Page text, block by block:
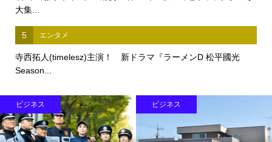
大集...
5 エンタメ
寺西拓人(timelesz)主演！ 新ドラマ『ラーメンD 松平國光
Season...
ビジネス ビジネス